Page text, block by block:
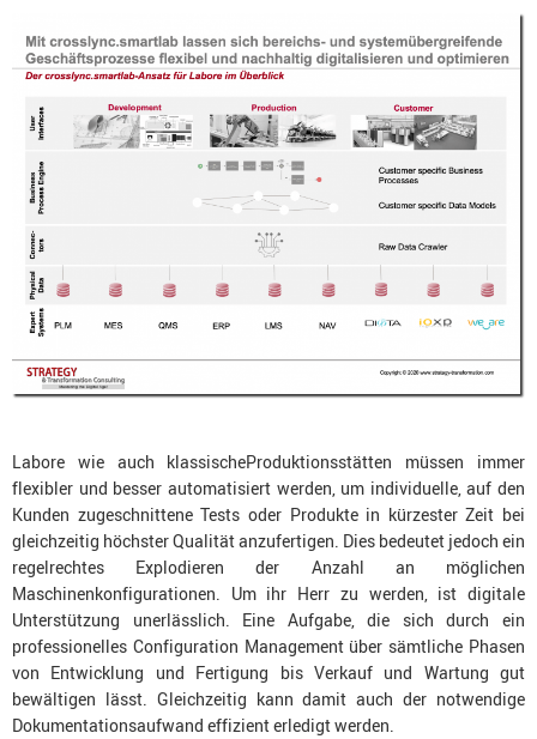
Labore wie auch klassischeProduktionsstätten müssen immer
flexibler und besser automatisiert werden, um individuelle, auf den
Kunden zugeschnittene Tests oder Produkte in kürzester Zeit bei
gleichzeitig höchster Qualität anzufertigen. Dies bedeutet jedoch ein
regelrechtes Explodieren der Anzahl an möglichen
Maschinenkonfigurationen. Um ihr Herr zu werden, ist digitale
Unterstützung unerlässlich. Eine Aufgabe, die sich durch ein
professionelles Configuration Management über sämtliche Phasen
von Entwicklung und Fertigung bis Verkauf und Wartung gut
bewältigen lässt. Gleichzeitig kann damit auch der notwendige
Dokumentationsaufwand effizient erledigt werden.